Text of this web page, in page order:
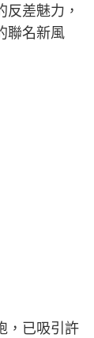
反差魅力，
聯名新風
，已吸引許